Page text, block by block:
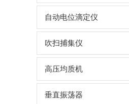
自动电位滴定仪
吹扫捕集仪
高压均质机
垂直振荡器